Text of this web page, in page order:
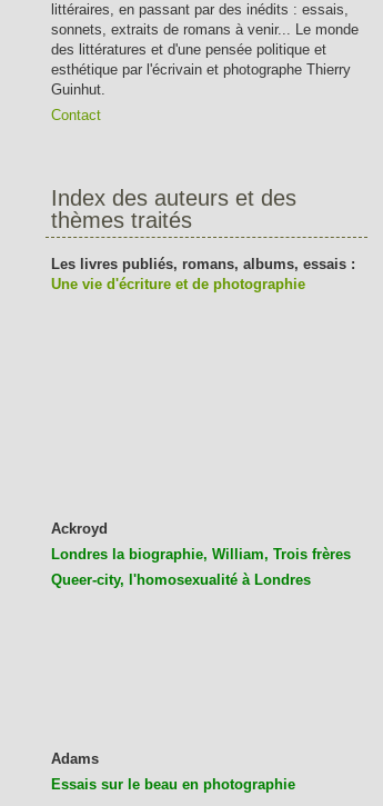
littéraires, en passant par des inédits : essais,
sonnets, extraits de romans à venir... Le monde
des littératures et d'une pensée politique et
esthétique par l'écrivain et photographe Thierry
Guinhut.
Contact
Index des auteurs et des
thèmes traités
Les livres publiés, romans, albums, essais :
Une vie d'écriture et de photographie
Ackroyd
Londres la biographie, William, Trois frères
Queer-city, l'homosexualité à Londres
Adams
Essais sur le beau en photographie